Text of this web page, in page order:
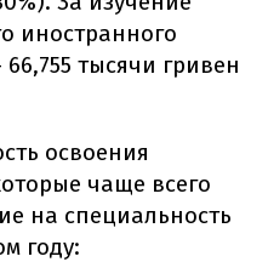
иностранного
тысячи гривен
освоения
чаще всего
на специальность
году: